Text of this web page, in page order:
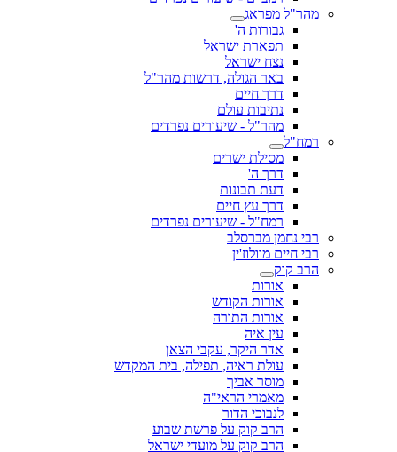
מהר"ל מפראג
גבורות ה'
תפארת ישראל
נצח ישראל
באר הגולה, דרשות מהר"ל
דרך חיים
נתיבות עולם
מהר"ל - שיעורים נפרדים
רמח"ל
מסילת ישרים
דרך ה'
דעת תבונות
דרך עץ חיים
רמח"ל - שיעורים נפרדים
רבי נחמן מברסלב
רבי חיים מוולוז'ין
הרב קוק
אורות
אורות הקודש
אורות התורה
עין איה
אדר היקר, עקבי הצאן
עולת ראיה, תפילה, בית המקדש
מוסר אביך
מאמרי הראי"ה
לנבוכי הדור
הרב קוק על פרשת שבוע
הרב קוק על מועדי ישראל